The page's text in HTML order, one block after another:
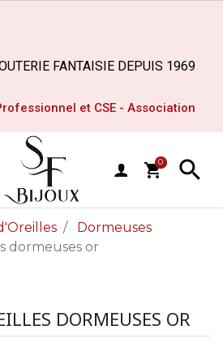
FANTAISIE DEPUIS 1969
et CSE - Association
shopping_cart
0 
Dormeuses
dormeuses or
DORMEUSES OR